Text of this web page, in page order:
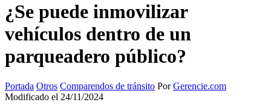
¿Se puede inmovilizar
vehículos dentro de un
parqueadero público?
Portada Otros Comparendos de tránsito PorGerencie.com
Modificado el 24/11/2024